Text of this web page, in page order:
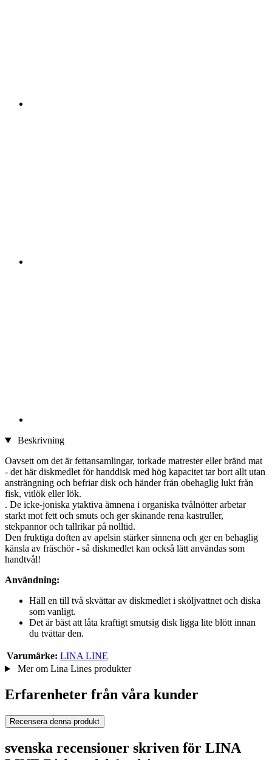
Beskrivning
Oavsett om det är fettansamlingar, torkade matrester eller bränd mat
- det här diskmedlet för handdisk med hög kapacitet tar bort allt utan
ansträngning och befriar disk och händer från obehaglig lukt från
fisk, vitlök eller lök.
. De icke-joniska ytaktiva ämnena i organiska tvålnötter arbetar
starkt mot fett och smuts och ger skinande rena kastruller,
stekpannor och tallrikar på nolltid.
Den fruktiga doften av apelsin stärker sinnena och ger en behaglig
känsla av fräschör - så diskmedlet kan också lätt användas som
handtvål!
Användning:
Häll en till två skvättar av diskmedlet i sköljvattnet och diska
som vanligt.
Det är bäst att låta kraftigt smutsig disk ligga lite blött innan
du tvättar den.
Varumärke: LINA LINE
Mer om Lina Lines produkter
Erfarenheter från våra kunder
Recensera denna produkt
svenska recensioner skriven för LINA